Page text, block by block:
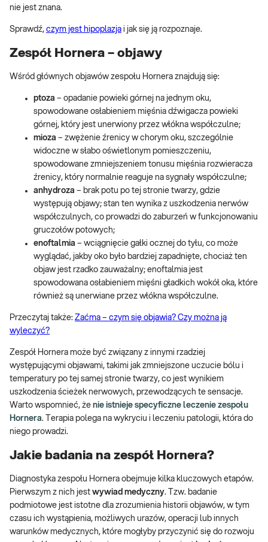
nie jest znana.
Sprawdź, czym jest hipoplazja i jak się ją rozpoznaje.
Zespół Hornera – objawy
Wśród głównych objawów zespołu Hornera znajdują się:
ptoza – opadanie powieki górnej na jednym oku,
spowodowane osłabieniem mięśnia dźwigacza powieki
górnej, który jest unerwiony przez włókna współczulne;
mioza – zwężenie źrenicy w chorym oku, szczególnie
widoczne w słabo oświetlonym pomieszczeniu,
spowodowane zmniejszeniem tonusu mięśnia rozwieracza
źrenicy, który normalnie reaguje na sygnały współczulne;
anhydroza – brak potu po tej stronie twarzy, gdzie
występują objawy; stan ten wynika z uszkodzenia nerwów
współczulnych, co prowadzi do zaburzeń w funkcjonowaniu
gruczołów potowych;
enoftalmia – wciągnięcie gałki ocznej do tyłu, co może
wyglądać, jakby oko było bardziej zapadnięte, chociaż ten
objaw jest rzadko zauważalny; enoftalmia jest
spowodowana osłabieniem mięśni gładkich wokół oka, które
również są unerwiane przez włókna współczulne.
Przeczytaj także: Zaćma – czym się objawia? Czy można ją
wyleczyć?
Zespół Hornera może być związany z innymi rzadziej
występującymi objawami, takimi jak zmniejszone uczucie bólu i
temperatury po tej samej stronie twarzy, co jest wynikiem
uszkodzenia ścieżek nerwowych, przewodzących te sensacje.
Warto wspomnieć, że nie istnieje specyficzne leczenie zespołu
Hornera. Terapia polega na wykryciu i leczeniu patologii, która do
niego prowadzi.
Jakie badania na zespół Hornera?
Diagnostyka zespołu Hornera obejmuje kilka kluczowych etapów.
Pierwszym z nich jest wywiad medyczny. Tzw. badanie
podmiotowe jest istotne dla zrozumienia historii objawów, w tym
czasu ich wystąpienia, możliwych urazów, operacji lub innych
warunków medycznych, które mogłyby przyczynić się do rozwoju